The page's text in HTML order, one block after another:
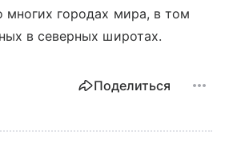
многих городах мира, в том
в северных широтах.
Поделиться